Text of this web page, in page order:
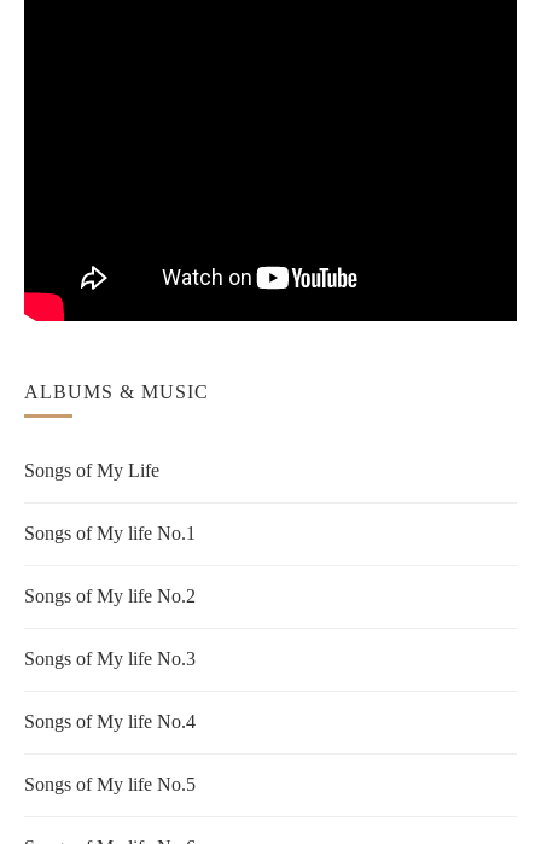
ALBUMS & MUSIC
Songs of My Life
Songs of My life No.1
Songs of My life No.2
Songs of My life No.3
Songs of My life No.4
Songs of My life No.5